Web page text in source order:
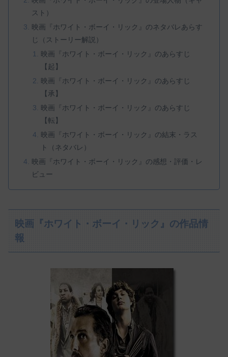
スト）
映画『ホワイト・ボーイ・リック』のネタバレあらす
じ（ストーリー解説）
映画『ホワイト・ボーイ・リック』のあらすじ
【起】
映画『ホワイト・ボーイ・リック』のあらすじ
【承】
映画『ホワイト・ボーイ・リック』のあらすじ
【転】
映画『ホワイト・ボーイ・リック』の結末・ラス
ト（ネタバレ）
映画『ホワイト・ボーイ・リック』の感想・評価・レ
ビュー
映画『ホワイト・ボーイ・リック』の作品情
報